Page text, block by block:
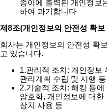
종이에 출력된 개인정보
하여 파기합니다
제8조(개인정보의 안전성 확보
회사는 개인정보의 안전성 확
고 있습니다.
1.관리적 조치: 개인정보
관리계획 수립 및 시행 등
2.기술적 조치: 해킹 등
암호화, 개인정보에 대
장치 사용 등